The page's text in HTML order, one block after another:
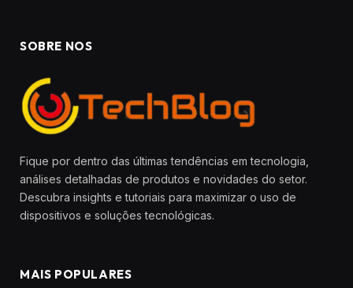
SOBRE NOS
Fique por dentro das últimas tendências em tecnologia,
análises detalhadas de produtos e novidades do setor.
Descubra insights e tutoriais para maximizar o uso de
dispositivos e soluções tecnológicas.
MAIS POPULARES